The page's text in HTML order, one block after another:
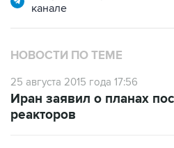
НОВОСТИ ПО ТЕМЕ
25 августа 2015 года 17:56
реакторов
25 августа 2015 года 09:36